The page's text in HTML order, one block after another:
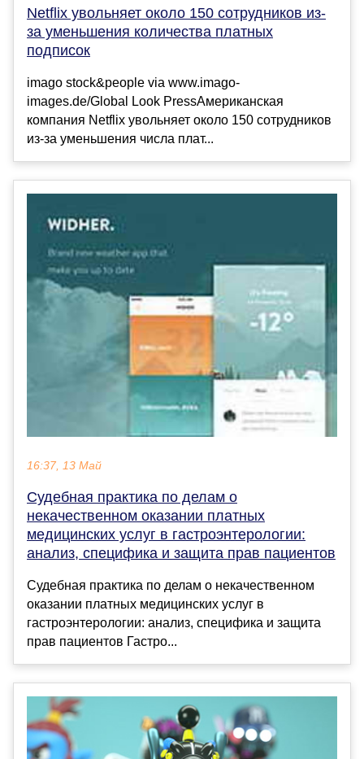
Netflix увольняет около 150 сотрудников из-
за уменьшения количества платных
подписок
imago stock&people via www.imago-
images.de/Global Look PressАмериканская
компания Netflix увольняет около 150 сотрудников
из-за уменьшения числа плат...
16:37, 13 Май
Судебная практика по делам о
некачественном оказании платных
медицинских услуг в гастроэнтерологии:
анализ, специфика и защита прав пациентов
Судебная практика по делам о некачественном
оказании платных медицинских услуг в
гастроэнтерологии: анализ, специфика и защита
прав пациентов Гастро...